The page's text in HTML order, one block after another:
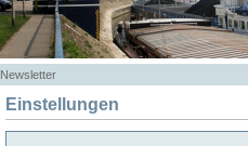
Newsletter
Einstellungen